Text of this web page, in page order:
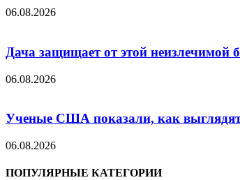
06.08.2026
Дача защищает от этой неизлечимой
06.08.2026
Ученые США показали, как
06.08.2026
ПОПУЛЯРНЫЕ КАТЕГОРИИ